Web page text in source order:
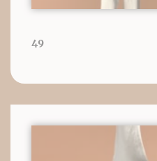
49